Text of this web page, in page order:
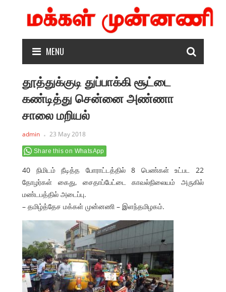
MENU
தூத்துக்குடி துப்பாக்கி சூட்டை
கண்டித்து சென்னை அண்ணா
சாலை மறியல்
admin 23 May 2018
Share this on WhatsApp
40 நிமிடம் நீடித்த போராட்டத்தில் 8 பெண்கள் உட்பட 22
தோழர்கள் கைது, சைதாப்பேட்டை காவல்நிலையம் அருகில்
மண்டபத்தில் அடைப்பு.
– தமிழ்த்தேச மக்கள் முன்னணி – இளந்தமிழகம்.